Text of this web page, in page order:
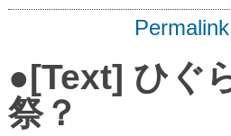
Permalink
●[Text] ひぐ
祭？